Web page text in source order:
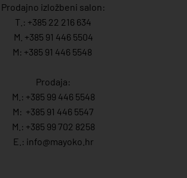
Prodajno izložbeni salon:
T.: +385 22 216 634
M. +385 91 446 5504
M: +385 91 446 5548
Prodaja:
M.: +385 99 446 5548
M: +385 91 446 5547
M.: +385 99 702 8258
E.: info@mayoko. hr